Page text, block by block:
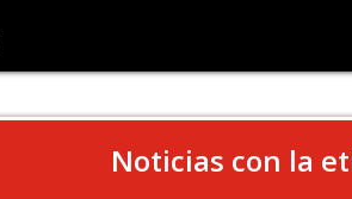
Noticias con la